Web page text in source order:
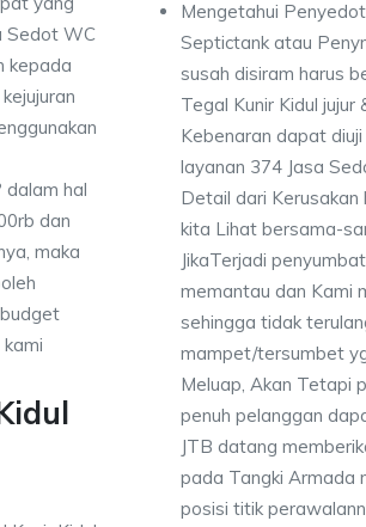
Sedot WC
kepada
dalam hal
dan
maka
Mengetahui
Septictank atau
susah disiram harus
Tegal Kunir Kidul jujur
Kebenaran dapat
layanan 374 Jasa
Detail dari Kerusakan
kita Lihat bersama-
JikaTerjadi
memantau dan Kami
sehingga tidak
mampet/tersumbet
Meluap, Akan Tetapi
penuh pelanggan
JTB datang
pada Tangki Armada
posisi titik